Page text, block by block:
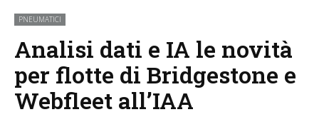
PNEUMATICI
Analisi dati e IA le novità
per flotte di Bridgestone e
Webfleet all’IAA